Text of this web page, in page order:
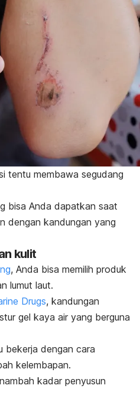
tentu membawa segudang
bisa Anda dapatkan saat
dengan kandungan yang
kulit
, Anda bisa memilih produk
lumut laut.
Drugs, kandungan
gel kaya air yang berguna
bekerja dengan cara
kelembapan.
kadar penyusun